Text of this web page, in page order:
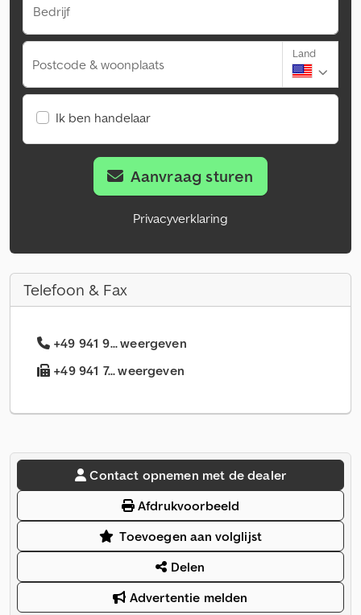
Bedrijf
Postcode & woonplaats
Land
Ik ben handelaar
Aanvraag sturen
Privacyverklaring
Telefoon & Fax
+49 941 9... weergeven
+49 941 7... weergeven
Contact opnemen met de dealer
Afdrukvoorbeeld
Toevoegen aan volglijst
Delen
Advertentie melden